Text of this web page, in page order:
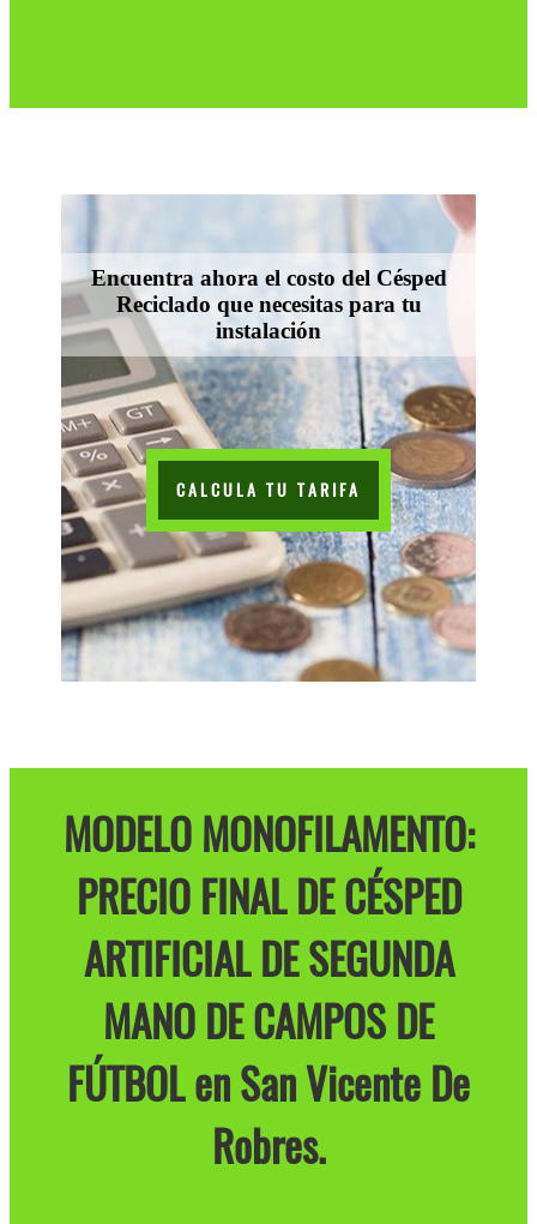
Encuentra ahora el costo del Césped
Reciclado que necesitas para tu
instalación
CALCULA TU TARIFA
MODELO MONOFILAMENTO:
PRECIO FINAL DE CÉSPED
ARTIFICIAL DE SEGUNDA
MANO DE CAMPOS DE
FÚTBOL en San Vicente De
Robres.